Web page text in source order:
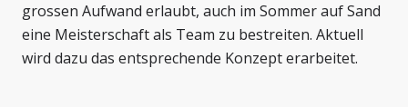
grossen Aufwand erlaubt, auch im Sommer auf Sand
eine Meisterschaft als Team zu bestreiten. Aktuell
wird dazu das entsprechende Konzept erarbeitet.